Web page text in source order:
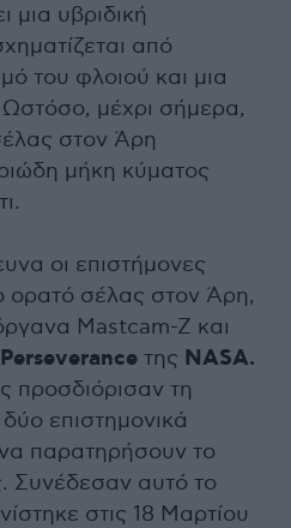
μια υβριδική
από
του φλοιού και μια
μέχρι σήμερα,
στον Άρη
μήκη κύματος
οι επιστήμονες
ορατό σέλας στον Άρη,
Mastcam-Z και
Perseverance της NASA.
προσδιόρισαν τη
επιστημονικά
παρατηρήσουν το
Συνέδεσαν αυτό το
στις 18 Μαρτίου